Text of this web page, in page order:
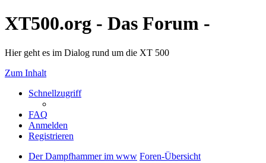
XT500.org - Das Forum -
Hier geht es im Dialog rund um die XT 500
Zum Inhalt
Schnellzugriff
FAQ
Anmelden
Registrieren
Der Dampfhammer im www Foren-Übersicht